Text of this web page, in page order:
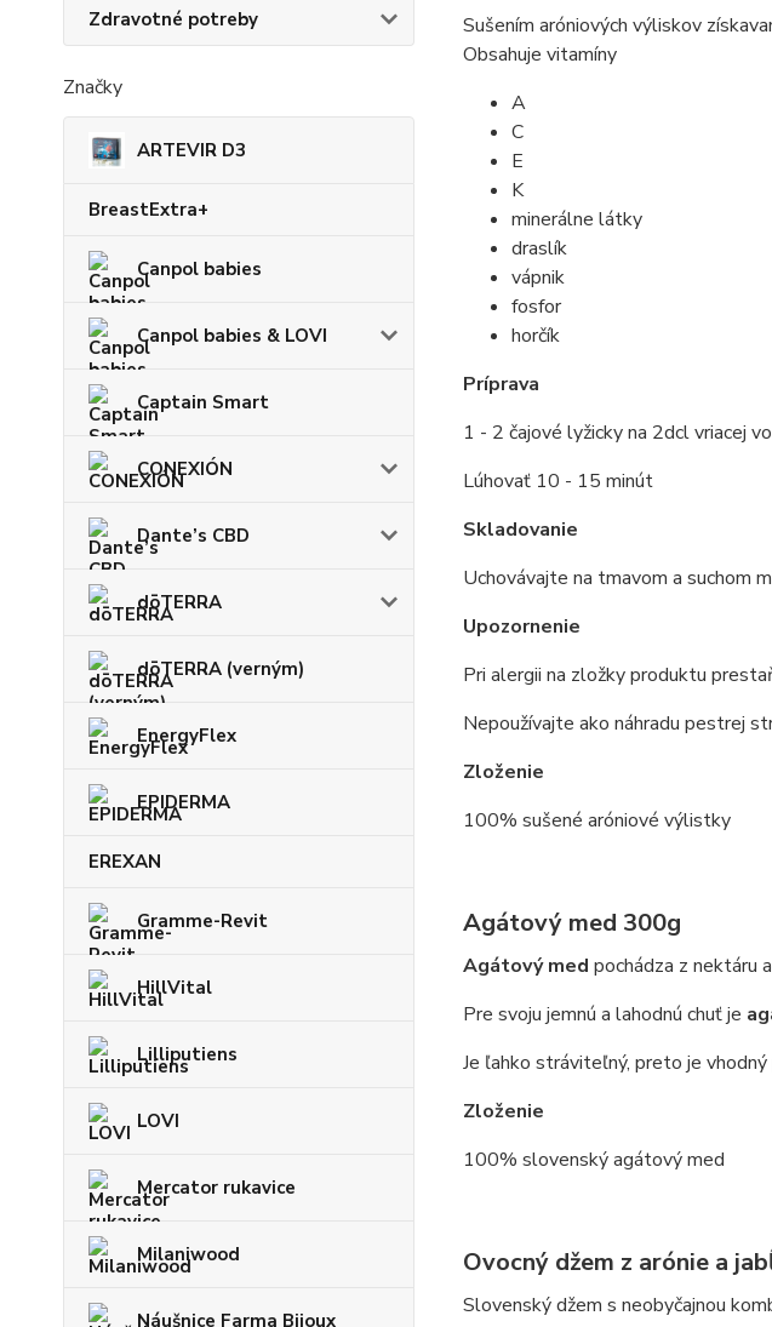
Zdravotné potreby
Značky
ARTEVIR D3
BreastExtra+
Canpol babies
Canpol babies & LOVI
Captain Smart
CONEXIÓN
Dante’s CBD
dōTERRA
dōTERRA (verným)
EnergyFlex
EPIDERMA
EREXAN
Gramme-Revit
HillVital
Lilliputiens
LOVI
Mercator rukavice
Milaniwood
Náušnice Farma Bijoux
Sušením aróniových výliskov
Obsahuje vitamíny
A
C
E
K
minerálne látky
draslík
vápnik
fosfor
horčík
Príprava
1 - 2 čajové lyžicky na 2dcl vriacej
Lúhovať 10 - 15 minút
Skladovanie
Uchovávajte na tmavom a suchom
Upozornenie
Pri alergii na zložky produktu
Nepoužívajte ako náhradu pestrej
Zloženie
100% sušené aróniové výlistky
Agátový med 300g
Agátový med pochádza z nektáru
Pre svoju jemnú a lahodnú chuť je
Je ľahko stráviteľný, preto je
Zloženie
100% slovenský agátový med
Ovocný džem z arónie a
Slovenský džem s neobyčajnou